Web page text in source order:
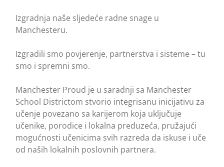
Izgradnja naše sljedeće radne snage u
Manchesteru.
Izgradili smo povjerenje, partnerstva i sisteme – tu
smo i spremni smo.
Manchester Proud je u saradnji sa Manchester
School Districtom stvorio integrisanu inicijativu za
učenje povezano sa karijerom koja uključuje
učenike, porodice i lokalna preduzeća, pružajući
mogućnosti učenicima svih razreda da iskuse i uče
od naših lokalnih poslovnih partnera.